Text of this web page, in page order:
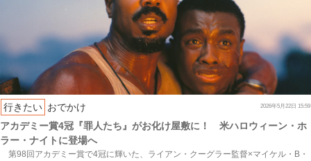
行きたい おでかけ 2026年5月22日 15:59
アカデミー賞4冠『罪人たち』がお化け屋敷に！ 米ハロウィーン・ホ
ラー・ナイトに登場へ
第98回アカデミー賞で4冠に輝いた、ライアン・クーグラー監督×マイケル・B・